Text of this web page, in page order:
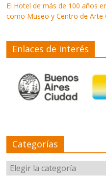
El Hotel de más de 100 años
como Museo y Centro de Arte
Enlaces de interés
Categorías
Categorías